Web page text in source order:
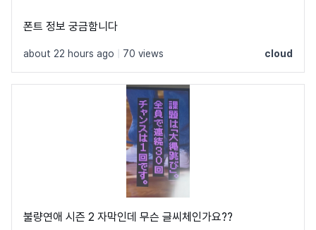
폰트 정보 궁금함니다
about 22 hours ago 70 views cloud
불량연애 시즌 2 자막인데 무슨 글씨체인가요??